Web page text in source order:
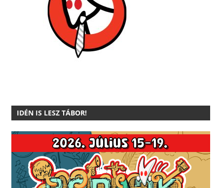
IDÉN IS LESZ TÁBOR!